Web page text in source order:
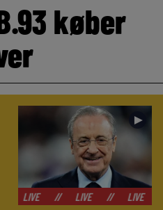
køber
►
LIVE LIVE LIVE